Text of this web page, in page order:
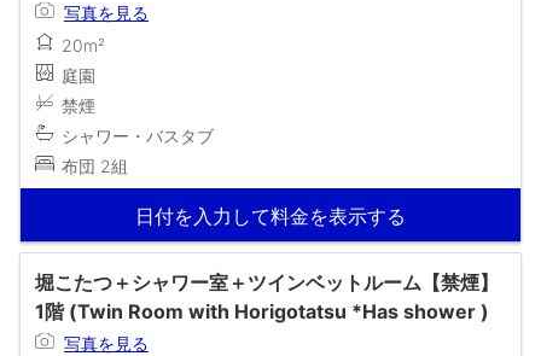
写真を見る
20m²
庭園
禁煙
シャワー・バスタブ
布団 2組
日付を入力して料金を表示する
堀こたつ＋シャワー室＋ツインベットルーム【禁煙】
1階 (Twin Room with Horigotatsu *Has shower )
写真を見る